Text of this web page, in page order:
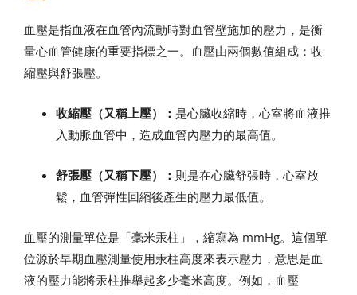
血壓是指血液在血管內流動時對血管壁施加的壓力，是衡
量心血管健康的重要指標之一。血壓由兩個數值組成：收
縮壓與舒張壓。
收縮壓（又稱上壓）： 是心臟收縮時，心室將血液推
入動脈血管中，造成血管內壓力的最高值。
舒張壓（又稱下壓）： 則是在心臟舒張時，心室放
鬆，血管彈性回縮後產生的壓力最低值。
血壓的測量單位是「毫米汞柱」，縮寫為 mmHg。這個單
位源於早期血壓測量使用汞柱高度來表示壓力，意思是血
液的壓力能將汞柱推舉起多少毫米高度。例如，血壓